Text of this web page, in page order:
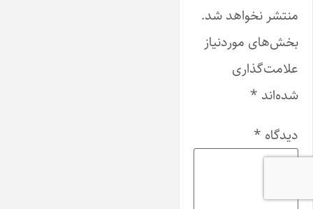
منتشر نخواهد شد.
بخش‌های موردنیاز
علامت‌گذاری
شده‌اند *
دیدگاه *